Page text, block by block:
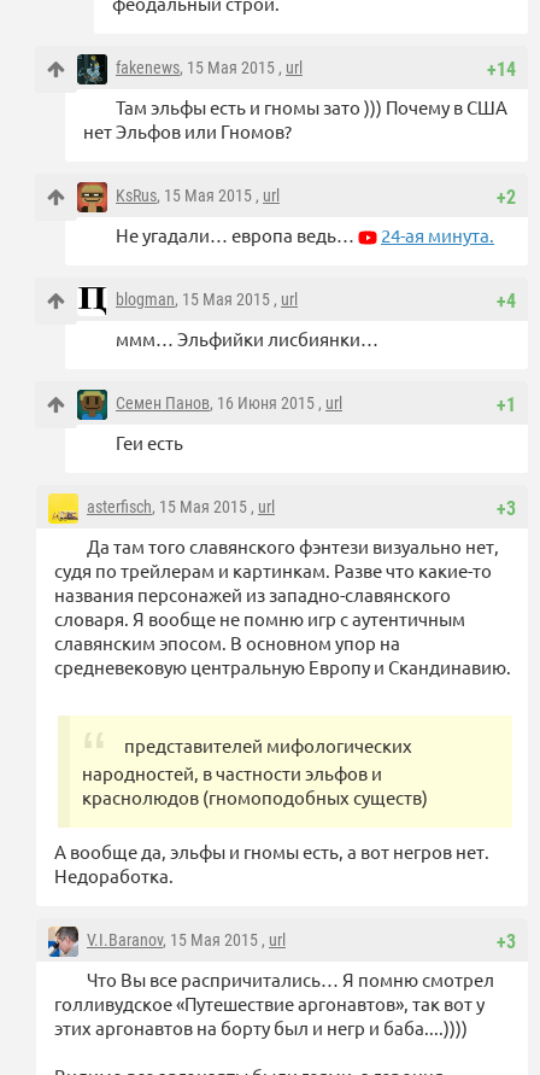
+14
fakenews, 15 Мая 2015 , url
Там эльфы есть и гномы зато ))) Почему в США
нет Эльфов или Гномов?
+2
KsRus, 15 Мая 2015 , url
Не угадали… европа ведь… 24-ая минута.
+4
blogman, 15 Мая 2015 , url
ммм… Эльфийки лисбиянки…
+1
Семен Панов, 16 Июня 2015 , url
Геи есть
+3
asterfisch, 15 Мая 2015 , url
Да там того славянского фэнтези визуально нет,
судя по трейлерам и картинкам. Разве что какие-то
названия персонажей из западно-славянского
словаря. Я вообще не помню игр с аутентичным
славянским эпосом. В основном упор на
средневековую центральную Европу и Скандинавию.
представителей мифологических
народностей, в частности эльфов и
краснолюдов (гномоподобных существ)
А вообще да, эльфы и гномы есть, а вот негров нет.
Недоработка.
+3
V.I.Baranov, 15 Мая 2015 , url
Что Вы все распричитались… Я помню смотрел
голливудское «Путешествие аргонавтов», так вот у
этих аргонавтов на борту был и негр и баба....))))